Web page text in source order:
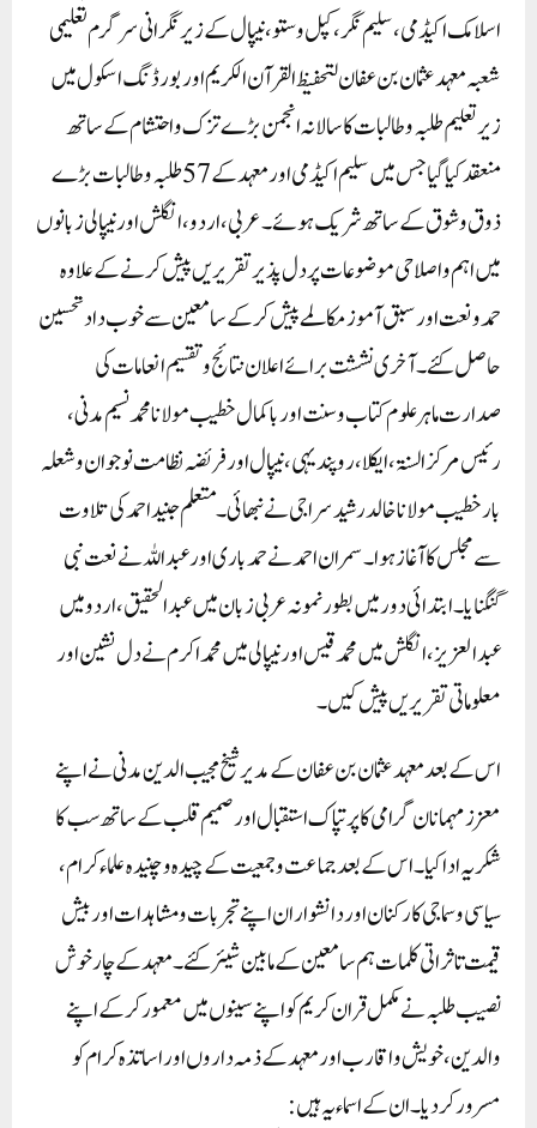
اسلامک اکیڈمی،سلیم نگر، کپل وستو، نیپال کے زیر نگرانی سرگرم تعلیمی
شعبہ معہد عثمان بن عفان لتحفيظ القرآن الکريم اور بورڈنگ اسکول میں
زیر تعلیم طلبہ و طالبات کا سالانہ انجمن بڑے تزک واحتشام کے ساتھ
منعقد کیا گیا جس میں سلیم اکیڈمی اور معہد کے 57طلبہ و طالبات بڑے
ذوق و شوق کے ساتھ شریک ہوئے۔ عربی، اردو، انگلش اور نیپالی زبانوں
میں اہم واصلاحی موضوعات پر دل پذیرتقریریں پیش کرنے کے علاوہ
حمدونعت اور سبق آموز مکالمے پیش کرکے سامعین سے خوب داد تحسین
حاصل کئے۔ آخری نششت برائے اعلان نتائج وتقسیم انعامات کی
صدارت ماہر علوم کتاب وسنت اور باکمال خطیب مولانا محمد نسیم مدنی،
رئیس مرکز السنۃ، ایکلا، روپندیہی، نیپال اورفریضہ نظامت نوجوان وشعلہ
بار خطیب مولانا خالد رشید سراجی نے نبھائی۔ متعلم جنید احمد کی تلاوت
سے مجلس کا آغاز ہوا۔ سمران احمد نے حمدباری اور عبداللہ نے نعت نبی
گنگنایا۔ ابتدائی دور میں بطور نمونہ عربی زبان میں عبدالحقیق، اردو میں
عبدالعزیز، انگلش میں محمدقیس اور نیپالی میں محمد اکرم نے دل نشین اور
معلوماتی تقریریں پیش کیں۔
اس کے بعد معہد عثمان بن عفان کےمدیر شیخ مجیب الدین مدنی نے اپنے
معزز مہمانان گرامی کا پرتپاک استقبال اور صمیم قلب کے ساتھ سب کا
شکریہ ادا کیا۔ اس کے بعد جماعت وجمعیت کے چیدہ وچنیدہ علماء کرام،
سیاسی وسماجی کارکنان اور دانشواران اپنےتجربات ومشاہدات اور بیش
قیمت تاثراتی کلمات ہم سامعین کے مابین شیئرکئے۔ معہد کے چار خوش
نصیب طلبہ نے مکمل قران کریم کو اپنے سینوں میں معمور کرکے اپنے
والدین، خویش واقارب اور معہد کے ذمہ داروں اور اساتذہ کرام کو
مسرور کردیا۔ ان کے اسماء یہ ہیں: